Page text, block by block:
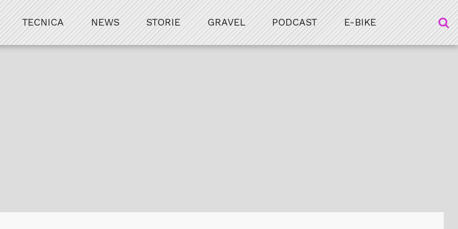
TECNICA NEWS STORIE GRAVEL PODCAST E-BIKE